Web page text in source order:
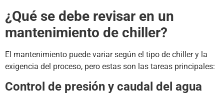
¿Qué se debe revisar en un
mantenimiento de chiller?
El mantenimiento puede variar según el tipo de chiller y la
exigencia del proceso, pero estas son las tareas principales:
Control de presión y caudal del agua